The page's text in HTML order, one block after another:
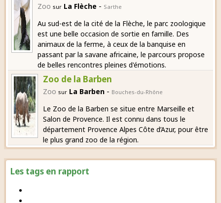
Les tags en rapport
Zoo sur La Flèche - Sarthe
Au sud-est de la cité de la Flèche, le parc zoologique
est une belle occasion de sortie en famille. Des
animaux de la ferme, à ceux de la banquise en
passant par la savane africaine, le parcours propose
de belles rencontres pleines d'émotions.
Zoo de la Barben
Zoo sur La Barben - Bouches-du-Rhône
Le Zoo de la Barben se situe entre Marseille et
Salon de Provence. Il est connu dans tous le
département Provence Alpes Côte d’Azur, pour être
le plus grand zoo de la région.